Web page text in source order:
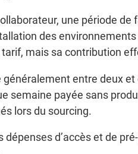
une période
des
mais sa contribution
généralement entre deux
semaine payée sans
lors du sourcing.
dépenses d’accès et de